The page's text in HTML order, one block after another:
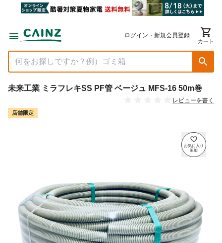
ログイン・新規会員登録
カート
未来工業 ミラフレキSS PF管 ベージュ MFS-16 50m巻
レビューを書く
店舗限定